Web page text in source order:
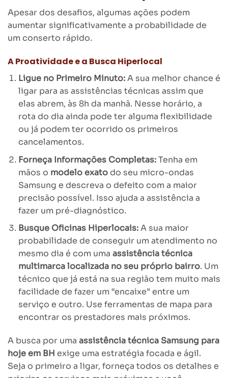
Apesar dos desafios, algumas ações podem
aumentar significativamente a probabilidade de
um conserto rápido.
A Proatividade e a Busca Hiperlocal
Ligue no Primeiro Minuto:A sua melhor chance é
ligar para as assistências técnicas assim que
elas abrem, às 8h da manhã. Nesse horário, a
rota do dia ainda pode ter alguma flexibilidade
ou já podem ter ocorrido os primeiros
cancelamentos.
Forneça Informações Completas:Tenha em
mãos o modelo exatodo seu micro-ondas
Samsung e descreva o defeito com a maior
precisão possível. Isso ajuda a assistência a
fazer um pré-diagnóstico.
Busque Oficinas Hiperlocais:A sua maior
probabilidade de conseguir um atendimento no
mesmo dia é com uma assistência técnica
multimarca localizada no seu próprio bairro. Um
técnico que já está na sua região tem muito mais
facilidade de fazer um “encaixe” entre um
serviço e outro. Use ferramentas de mapa para
encontrar os prestadores mais próximos.
A busca por uma assistência técnica Samsung para
hoje em BH exige uma estratégia focada e ágil.
Seja o primeiro a ligar, forneça todos os detalhes e